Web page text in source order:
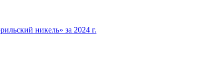
никель» за 2024 г.